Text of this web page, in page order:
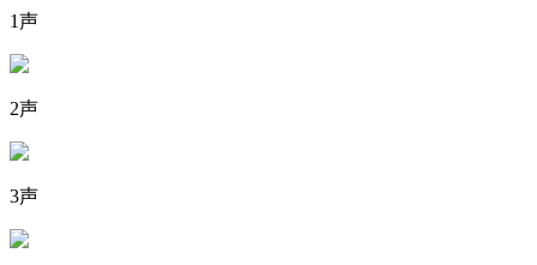
1声
2声
3声